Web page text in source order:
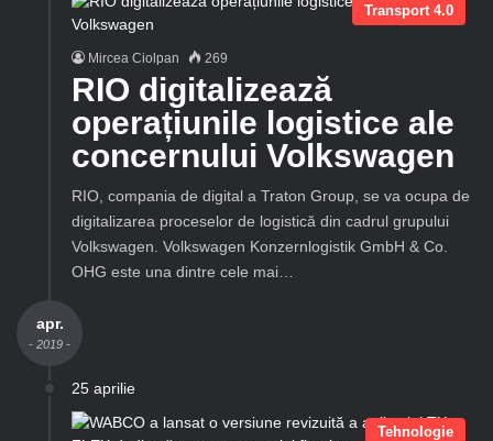
Transport 4.0
Mircea Ciolpan 269
RIO digitalizează
operațiunile logistice ale
concernului Volkswagen
RIO, compania de digital a Traton Group, se va ocupa de
digitalizarea proceselor de logistică din cadrul grupului
Volkswagen. Volkswagen Konzernlogistik GmbH & Co.
OHG este una dintre cele mai…
apr.
- 2019 -
25 aprilie
Tehnologie